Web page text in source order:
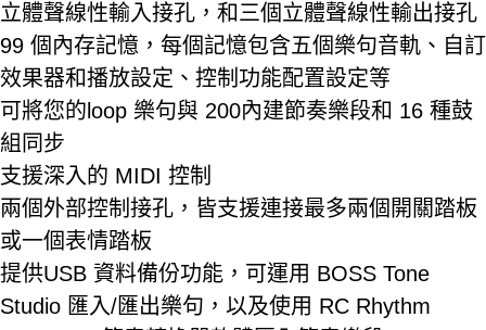
立體聲線性輸入接孔，和三個立體聲線性輸出接孔
99 個內存記憶，每個記憶包含五個樂句音軌、自訂
效果器和播放設定、控制功能配置設定等
可將您的loop 樂句與 200內建節奏樂段和 16 種鼓
組同步
支援深入的 MIDI 控制
兩個外部控制接孔，皆支援連接最多兩個開關踏板
或一個表情踏板
提供USB 資料備份功能，可運用 BOSS Tone
Studio 匯入/匯出樂句，以及使用 RC Rhythm